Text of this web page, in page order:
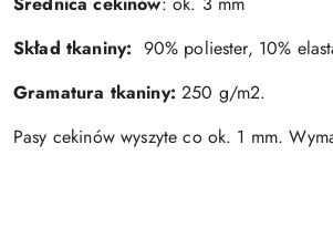
Skład tkaniny: 90% poliester, 10%
Gramatura tkaniny: 250 g/m2.
Pasy cekinów wyszyte co ok. 1 mm.